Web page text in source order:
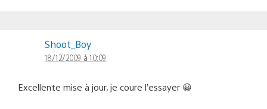
Shoot_Boy
18/12/2009 à 10:09
Excellente mise à jour, je coure l’essayer 😀